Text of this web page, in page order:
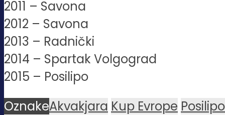
2011 – Savona
2012 – Savona
2013 – Radnički
2014 – Spartak Volgograd
2015 – Posilipo
OznakeAkvakjara Kup Evrope Posilipo